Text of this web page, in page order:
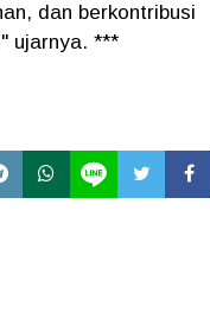
dan berkontribusi
ujarnya. ***